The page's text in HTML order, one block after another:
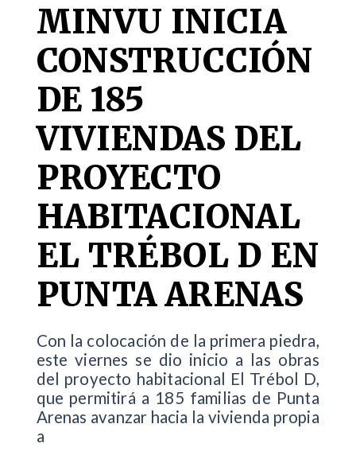
MINVU INICIA
CONSTRUCCIÓN
DE 185
VIVIENDAS DEL
PROYECTO
HABITACIONAL
EL TRÉBOL D EN
PUNTA ARENAS
Con la colocación de la primera piedra,
este viernes se dio inicio a las obras
del proyecto habitacional El Trébol D,
que permitirá a 185 familias de Punta
Arenas avanzar hacia la vivienda propia
a